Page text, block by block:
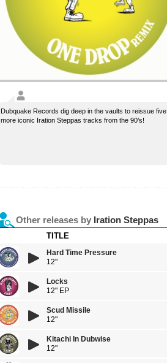
Dubquake Records dig deep in the vaults to reissue five
more iconic Iration Steppas tracks from the 90’s!
Other releases by Iration Steppas
TITLE
Hard Time Pressure
12"
Locks
12" EP
Scud Missile
12"
Kitachi In Dubwise
12"